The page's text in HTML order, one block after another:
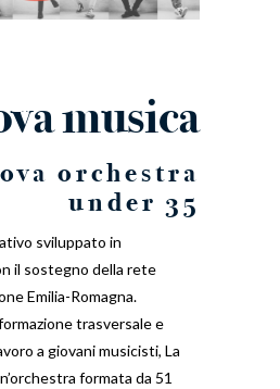
musica
orchestra
under 35
sviluppato in
il sostegno della rete
Emilia-Romagna.
trasversale e
a giovani musicisti, La
formata da 51